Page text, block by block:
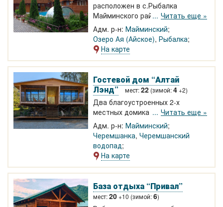
расположен в с.Рыбалка
Майминского района РА между
живописными горами и рекой
Катунь, неподалеку от озера Ая.
Два благоустроенных
круглогодичных и один летний
дом вмещают до 26 человек.
Летний бассейн, баня, сауна,
беседки для отдыха, мангал.
Читать еще »
Адм. р-н: Майминский
Озеро Ая (Айское), Рыбалка
На карте
Гостевой дом “Алтай
Лэнд”
мест:22 (зимой:4+2)
Два благоустроенных 2-х
местных домика с панорамными
окнами (круглый год). 2-3-х
местные номера в двухэтажном
доме. Ухоженная территория,
большая баня, беседки. На
солнечной полянке - бассейн,
шезлонги
Читать еще »
Адм. р-н: Майминский
Черемшанка, Черемшанский
водопад
На карте
База отдыха “Привал”
мест:20+10 (зимой:6)